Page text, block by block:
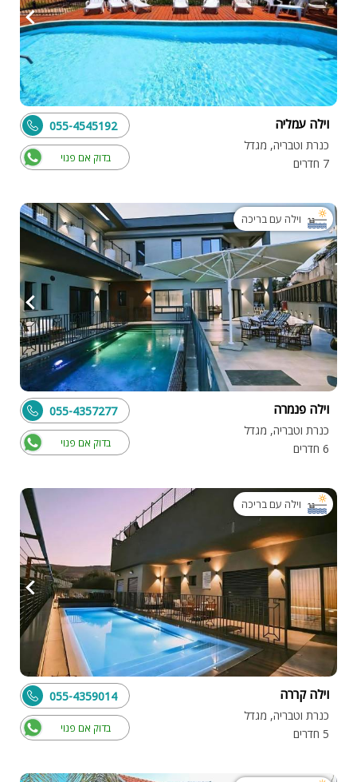
וילה עמליה
כנרת וטבריה, מגדל
7 חדרים
בדוק אם פנוי
055-4545192
וילה עם בריכה
וילה פנמרה
כנרת וטבריה, מגדל
6 חדרים
בדוק אם פנוי
055-4357277
וילה עם בריכה
וילה קררה
כנרת וטבריה, מגדל
5 חדרים
בדוק אם פנוי
055-4359014